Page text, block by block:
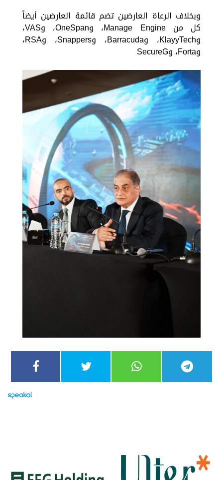
وبخلاف الرعاة العارضين تضم قائمة العارضين أيضاً
كل من Manage Engine، وOneSpan، وVAS،
وKlayyTech، وBarracuda، وSnappers، وRSA،
وForta، وSecureG